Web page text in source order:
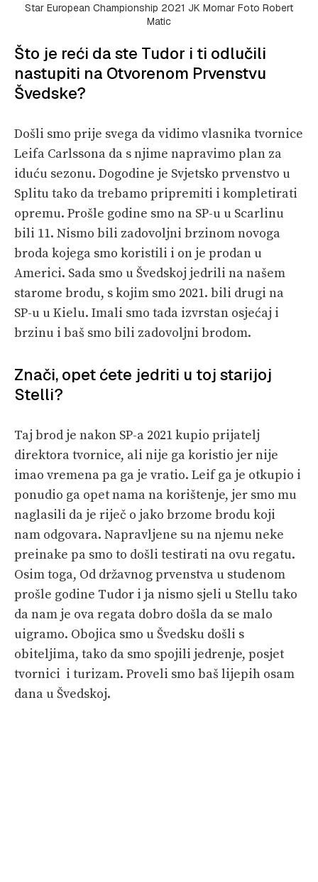
Star European Championship 2021 JK Mornar Foto Robert
Matic
Što je reći da ste Tudor i ti odlučili
nastupiti na Otvorenom Prvenstvu
Švedske?
Došli smo prije svega da vidimo vlasnika tvornice
Leifa Carlssona da s njime napravimo plan za
iduću sezonu. Dogodine je Svjetsko prvenstvo u
Splitu tako da trebamo pripremiti i kompletirati
opremu. Prošle godine smo na SP-u u Scarlinu
bili 11. Nismo bili zadovoljni brzinom novoga
broda kojega smo koristili i on je prodan u
Americi. Sada smo u Švedskoj jedrili na našem
starome brodu, s kojim smo 2021. bili drugi na
SP-u u Kielu. Imali smo tada izvrstan osjećaj i
brzinu i baš smo bili zadovoljni brodom.
Znači, opet ćete jedriti u toj starijoj
Stelli?
Taj brod je nakon SP-a 2021 kupio prijatelj
direktora tvornice, ali nije ga koristio jer nije
imao vremena pa ga je vratio. Leif ga je otkupio i
ponudio ga opet nama na korištenje, jer smo mu
naglasili da je riječ o jako brzome brodu koji
nam odgovara. Napravljene su na njemu neke
preinake pa smo to došli testirati na ovu regatu.
Osim toga, Od državnog prvenstva u studenom
prošle godine Tudor i ja nismo sjeli u Stellu tako
da nam je ova regata dobro došla da se malo
uigramo. Obojica smo u Švedsku došli s
obiteljima, tako da smo spojili jedrenje, posjet
tvornici i turizam. Proveli smo baš lijepih osam
dana u Švedskoj.